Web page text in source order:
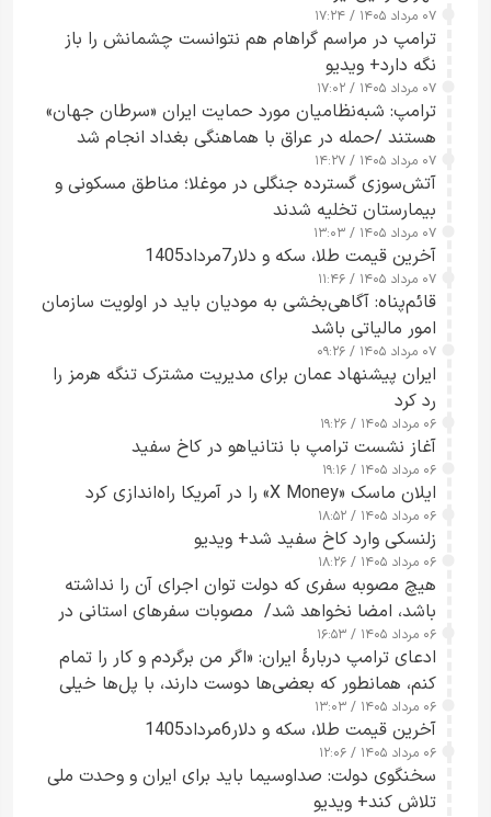
۰۷ مرداد ۱۴۰۵ / ۱۷:۲۴
ترامپ در مراسم گراهام هم نتوانست چشمانش را باز
نگه دارد+ ویدیو
۰۷ مرداد ۱۴۰۵ / ۱۷:۰۲
ترامپ: شبه‌نظامیان مورد حمایت ایران «سرطان جهان»
هستند /حمله در عراق با هماهنگی بغداد انجام شد
۰۷ مرداد ۱۴۰۵ / ۱۴:۲۷
آتش‌سوزی گسترده جنگلی در موغلا؛ مناطق مسکونی و
بیمارستان تخلیه شدند
۰۷ مرداد ۱۴۰۵ / ۱۳:۰۳
آخرین قیمت طلا، سکه و دلار7مرداد1405
۰۷ مرداد ۱۴۰۵ / ۱۱:۴۶
قائم‌پناه: آگاهی‌بخشی به مودیان باید در اولویت سازمان
امور مالیاتی باشد
۰۷ مرداد ۱۴۰۵ / ۰۹:۲۶
ایران پیشنهاد عمان برای مدیریت مشترک تنگه هرمز را
رد کرد
۰۶ مرداد ۱۴۰۵ / ۱۹:۲۶
آغاز نشست ترامپ با نتانیاهو در کاخ سفید
۰۶ مرداد ۱۴۰۵ / ۱۹:۱۶
ایلان ماسک «X Money» را در آمریکا راه‌اندازی کرد
۰۶ مرداد ۱۴۰۵ / ۱۸:۵۲
زلنسکی وارد کاخ سفید شد+ ویدیو
۰۶ مرداد ۱۴۰۵ / ۱۸:۲۶
هیچ مصوبه سفری که دولت توان اجرای آن را نداشته
باشد، امضا نخواهد شد/ مصوبات سفرهای استانی در
چارچوب قانون بودجه است+ عکس
۰۶ مرداد ۱۴۰۵ / ۱۶:۵۳
ادعای ترامپ دربارهٔ ایران: «اگر من برگردم و کار را تمام
کنم، همانطور که بعضی‌ها دوست دارند، با پل‌ها خیلی
راحت می‌توانم بیشتر پل‌هایشان را در کمتر از یک
ساعت از بین ببرم+ ویدیو
۰۶ مرداد ۱۴۰۵ / ۱۳:۰۳
آخرین قیمت طلا، سکه و دلار6مرداد1405
۰۶ مرداد ۱۴۰۵ / ۱۲:۰۶
سخنگوی دولت: صداوسیما باید برای ایران و وحدت ملی
تلاش کند+ ویدیو